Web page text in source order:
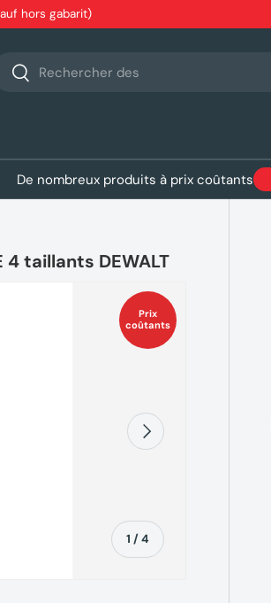
hors gabarit)
Rechercher
De nombreux produits à prix coûtants
4 taillants DEWALT
Prix
coûtants
1 /de
4
Suivant